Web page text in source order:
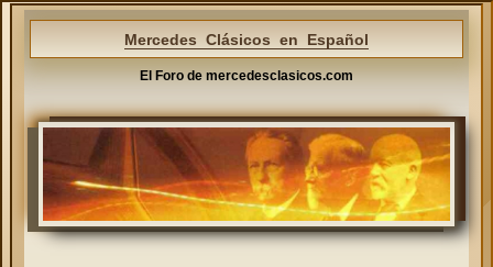
Mercedes Clásicos en Español
El Foro de mercedesclasicos.com